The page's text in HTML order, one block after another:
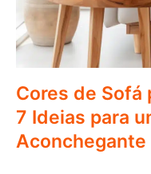
Cores de Sofá
7 Ideias para
Aconchegante